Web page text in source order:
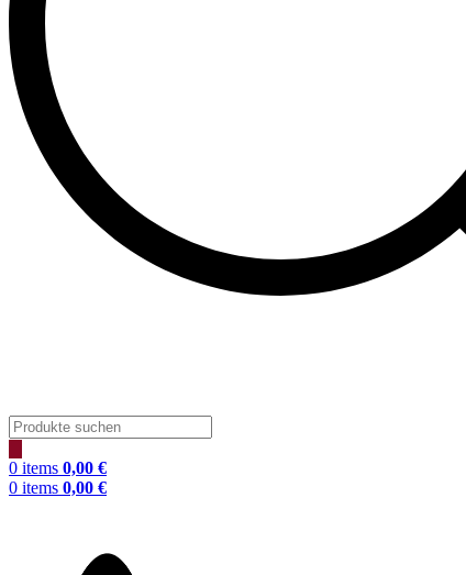
Products
search
0 items 0,00 €
0 items 0,00 €